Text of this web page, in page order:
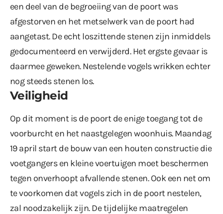
een deel van de begroeiing van de poort was
afgestorven en het metselwerk van de poort had
aangetast. De echt loszittende stenen zijn inmiddels
gedocumenteerd en verwijderd. Het ergste gevaar is
daarmee geweken. Nestelende vogels wrikken echter
nog steeds stenen los.
Veiligheid
Op dit moment is de poort de enige toegang tot de
voorburcht en het naastgelegen woonhuis. Maandag
19 april start de bouw van een houten constructie die
voetgangers en kleine voertuigen moet beschermen
tegen onverhoopt afvallende stenen. Ook een net om
te voorkomen dat vogels zich in de poort nestelen,
zal noodzakelijk zijn. De tijdelijke maatregelen